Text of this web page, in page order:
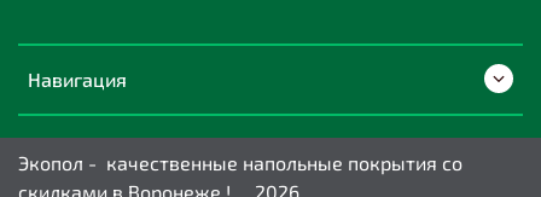
Навигация
Экопол - качественные напольные покрытия со
скидками в Воронеже ! 2026